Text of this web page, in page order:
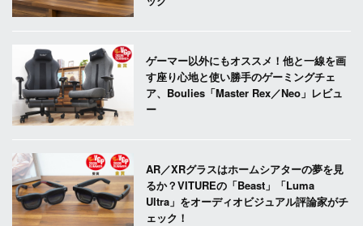
ゲーマー以外にもオススメ！他と一線を画
す座り心地と使い勝手のゲーミングチェ
ア、Boulies「Master Rex／Neo」レビュ
ー
AR／XRグラスはホームシアターの夢を見
るか？VITUREの「Beast」「Luma
Ultra」をオーディオビジュアル評論家がチ
ェック！